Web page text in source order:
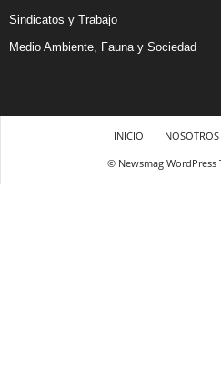
Sindicatos y Trabajo
Medio Ambiente, Fauna y Sociedad
INICIO NOSOTROS
© Newsmag WordPress